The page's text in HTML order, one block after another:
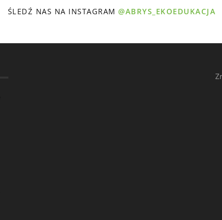
ŚLEDŹ NAS NA INSTAGRAM@ABRYS_EKOEDUKACJA